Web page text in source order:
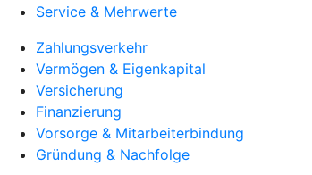
Service & Mehrwerte
Zahlungsverkehr
Vermögen & Eigenkapital
Versicherung
Finanzierung
Vorsorge & Mitarbeiterbindung
Gründung & Nachfolge